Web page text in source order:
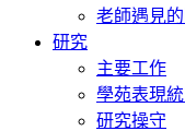
老師遇見
研究
主要工作
學苑表現
研究操守